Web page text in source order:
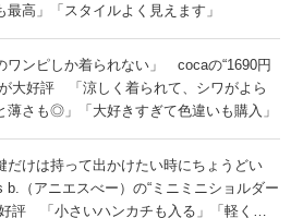
最高」「スタイルよく見えます」
ワンピしか着られない」 cocaの“1690円
大好評 「涼しく着られて、シワがよら
薄さも◎」「大好きすぎて色違いも購入」
だけは持って出かけたい時にちょうどい
（アニエスべー）の“ミニミニショルダー
評 「小さいハンカチも入る」「軽くて